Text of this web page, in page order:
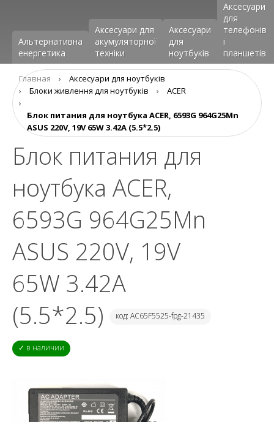
Альтернативна
енергетика
Аксесуари для
акумуляторної
техніки
Аксесуари
для
ноутбуків
Аксеcуари
для
телефонів
і
планшетів
Главная ›
Аксесуари для ноутбуків
›
Блоки живлення для ноутбуків ›
ACER
›
Блок питания для ноутбука ACER, 6593G 964G25Mn
ASUS 220V, 19V 65W 3.42A (5.5*2.5)
Блок питания для
ноутбука ACER,
6593G 964G25Mn
ASUS 220V, 19V
65W 3.42A
(5.5*2.5)
код: AC65F5525-fpg-21435
✓ в наличии